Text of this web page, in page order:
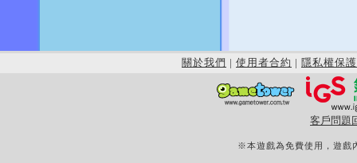
關於我們 | 使用者合約 | 隱私權保護
客戶問題
※本遊戲為免費使用，遊戲